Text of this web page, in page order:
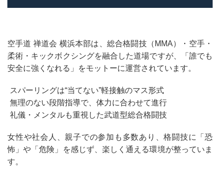
空手道 禅道会 横浜本部は、総合格闘技（MMA）・空手・
柔術・キックボクシングを融合した道場ですが、「誰でも
安全に強くなれる」をモットーに運営されています。
スパーリングは“当てない”軽接触のマス形式
無理のない段階指導で、体力に合わせて進行
礼儀・メンタルも重視した武道型総合格闘技
女性や社会人、親子での参加も多数あり、格闘技に「恐
怖」や「危険」を感じず、楽しく通える環境が整っていま
す。